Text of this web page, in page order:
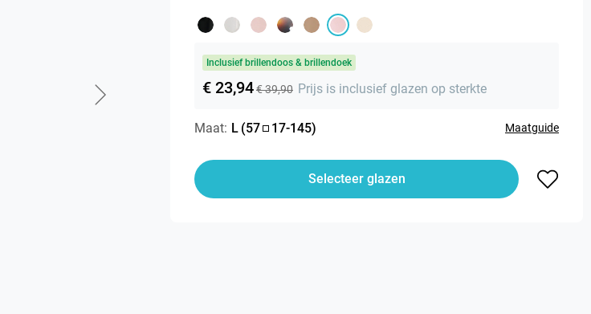
Inclusief brillendoos & brillendoek
€ 23,94€ 39,90 Prijs is inclusief glazen op sterkte
Maat: L (57 17-145) Maatguide
Selecteer glazen